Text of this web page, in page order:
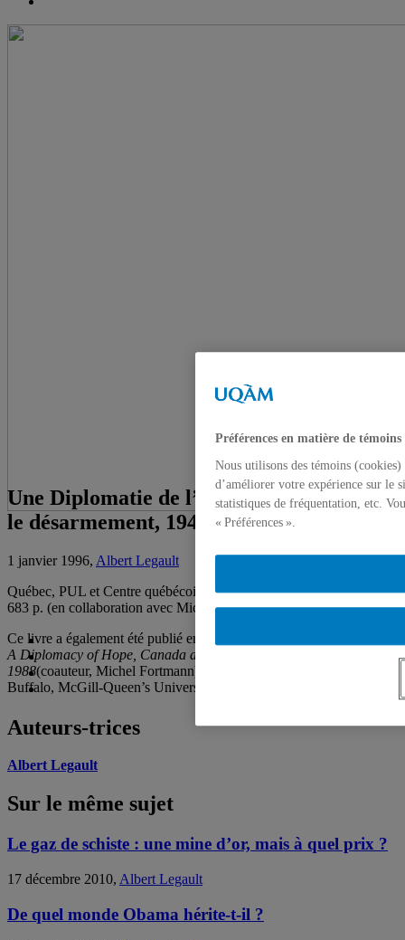
Une Diplomatie de l’espoir, Le Canada et
le désarmement, 1945-1988
1 janvier 1996, Albert Legault
Québec, PUL et Centre québécois de relations internationales, 1989,
683 p. (en collaboration avec Michel Fortmann)
Ce livre a également été publié en anglais:
A Diplomacy of Hope, Canada and Disarmament 1945-
1988(coauteur, Michel Fortmann), Montréal et Kingston, London,
Buffalo, McGill-Queen’s University Press, 1992, 663 p.
Auteurs-trices
Albert Legault
Sur le même sujet
Le gaz de schiste : une mine d’or, mais à quel prix ?
17 décembre 2010, Albert Legault
De quel monde Obama hérite-t-il ?
Préférences en matière de témoins
Nous utilisons des témoins
d’améliorer votre expérience sur le
statistiques de fréquentation, etc.
« Préférences ».